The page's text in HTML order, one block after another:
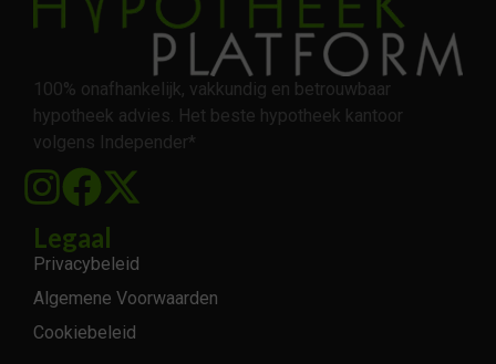
100% onafhankelijk, vakkundig en betrouwbaar
hypotheek advies. Het beste hypotheek kantoor
volgens Independer*
Legaal
Privacybeleid
Algemene Voorwaarden
Cookiebeleid